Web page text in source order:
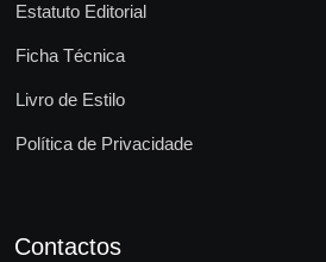
Estatuto Editorial
Ficha Técnica
Livro de Estilo
Política de Privacidade
Contactos